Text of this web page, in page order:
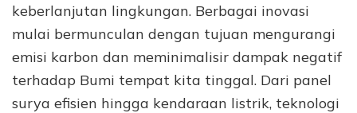
keberlanjutan lingkungan. Berbagai inovasi
mulai bermunculan dengan tujuan mengurangi
emisi karbon dan meminimalisir dampak negatif
terhadap Bumi tempat kita tinggal. Dari panel
surya efisien hingga kendaraan listrik, teknologi